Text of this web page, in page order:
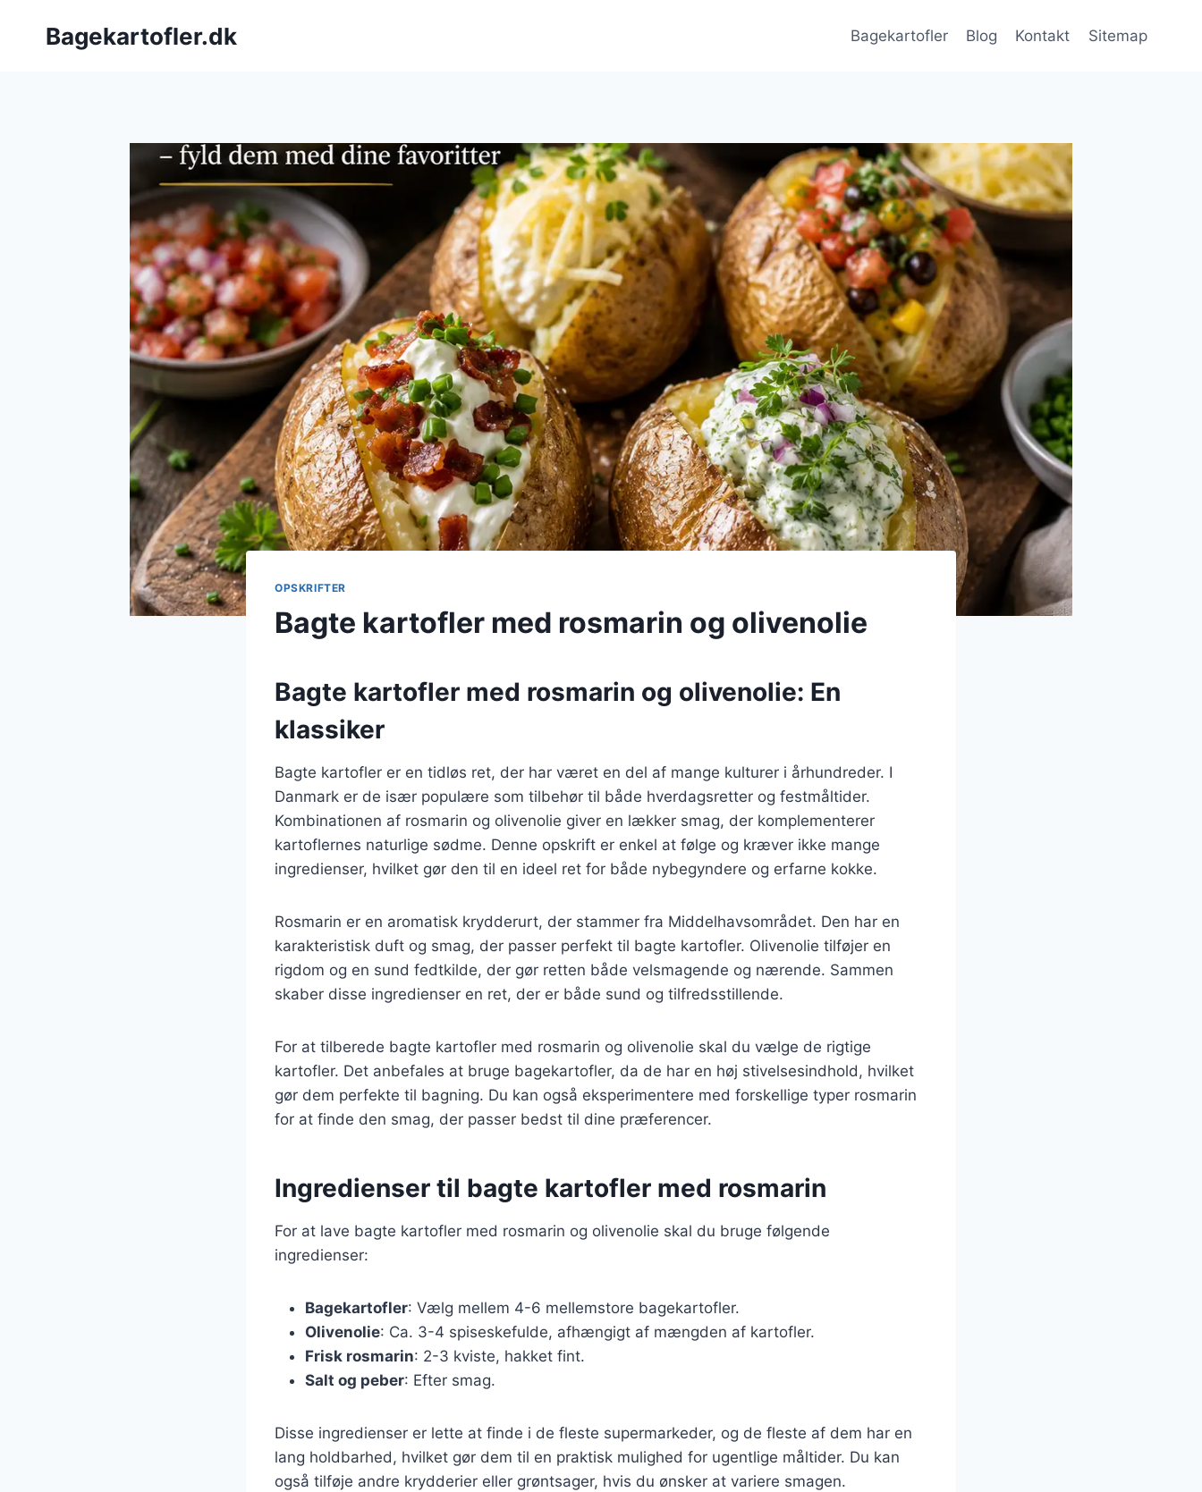
Bagekartofler.dk Bagekartofler Blog Kontakt Sitemap
OPSKRIFTER
Bagte kartofler med rosmarin og olivenolie
Bagte kartofler med rosmarin og olivenolie: En
klassiker
Bagte kartofler er en tidløs ret, der har været en del af mange kulturer i århundreder. I
Danmark er de især populære som tilbehør til både hverdagsretter og festmåltider.
Kombinationen af rosmarin og olivenolie giver en lækker smag, der komplementerer
kartoflernes naturlige sødme. Denne opskrift er enkel at følge og kræver ikke mange
ingredienser, hvilket gør den til en ideel ret for både nybegyndere og erfarne kokke.
Rosmarin er en aromatisk krydderurt, der stammer fra Middelhavsområdet. Den har en
karakteristisk duft og smag, der passer perfekt til bagte kartofler. Olivenolie tilføjer en
rigdom og en sund fedtkilde, der gør retten både velsmagende og nærende. Sammen
skaber disse ingredienser en ret, der er både sund og tilfredsstillende.
For at tilberede bagte kartofler med rosmarin og olivenolie skal du vælge de rigtige
kartofler. Det anbefales at bruge bagekartofler, da de har en høj stivelsesindhold, hvilket
gør dem perfekte til bagning. Du kan også eksperimentere med forskellige typer rosmarin
for at finde den smag, der passer bedst til dine præferencer.
Ingredienser til bagte kartofler med rosmarin
For at lave bagte kartofler med rosmarin og olivenolie skal du bruge følgende
ingredienser:
Bagekartofler: Vælg mellem 4-6 mellemstore bagekartofler.
Olivenolie: Ca. 3-4 spiseskefulde, afhængigt af mængden af kartofler.
Frisk rosmarin: 2-3 kviste, hakket fint.
Salt og peber: Efter smag.
Disse ingredienser er lette at finde i de fleste supermarkeder, og de fleste af dem har en
lang holdbarhed, hvilket gør dem til en praktisk mulighed for ugentlige måltider. Du kan
også tilføje andre krydderier eller grøntsager, hvis du ønsker at variere smagen.